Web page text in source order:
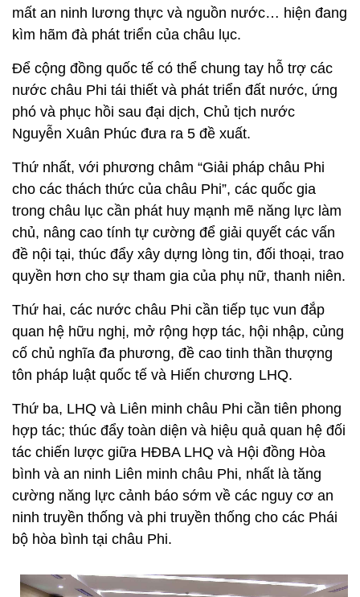
mất an ninh lương thực và nguồn nước… hiện đang
kìm hãm đà phát triển của châu lục.
Để cộng đồng quốc tế có thể chung tay hỗ trợ các
nước châu Phi tái thiết và phát triển đất nước, ứng
phó và phục hồi sau đại dịch, Chủ tịch nước
Nguyễn Xuân Phúc đưa ra 5 đề xuất.
Thứ nhất, với phương châm “Giải pháp châu Phi
cho các thách thức của châu Phi”, các quốc gia
trong châu lục cần phát huy mạnh mẽ năng lực làm
chủ, nâng cao tính tự cường để giải quyết các vấn
đề nội tại, thúc đẩy xây dựng lòng tin, đối thoại, trao
quyền hơn cho sự tham gia của phụ nữ, thanh niên.
Thứ hai, các nước châu Phi cần tiếp tục vun đắp
quan hệ hữu nghị, mở rộng hợp tác, hội nhập, củng
cố chủ nghĩa đa phương, đề cao tinh thần thượng
tôn pháp luật quốc tế và Hiến chương LHQ.
Thứ ba, LHQ và Liên minh châu Phi cần tiên phong
hợp tác; thúc đẩy toàn diện và hiệu quả quan hệ đối
tác chiến lược giữa HĐBA LHQ và Hội đồng Hòa
bình và an ninh Liên minh châu Phi, nhất là tăng
cường năng lực cảnh báo sớm về các nguy cơ an
ninh truyền thống và phi truyền thống cho các Phái
bộ hòa bình tại châu Phi.